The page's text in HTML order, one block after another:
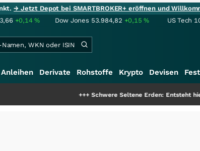
→ Jetzt Depot bei SMARTBROKER+ eröffnen und
+0,14% Dow Jones 53.984,82 +0,15% US Tech
Anleihen Derivate Rohstoffe Krypto Devisen
Schwere Seltene Erden: Entsteht hier die